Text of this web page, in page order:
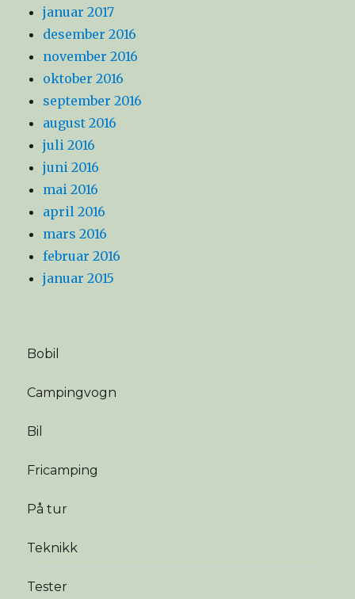
januar 2017
desember 2016
november 2016
oktober 2016
september 2016
august 2016
juli 2016
juni 2016
mai 2016
april 2016
mars 2016
februar 2016
januar 2015
Bobil
Campingvogn
Bil
Fricamping
På tur
Teknikk
Tester